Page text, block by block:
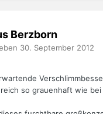
Berzborn
30. September 2012
so grauenhaft wie